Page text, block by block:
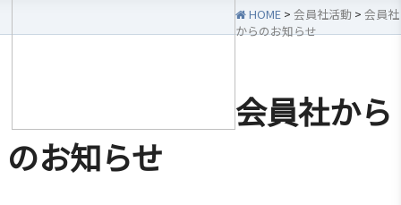
紹
介
検索
料
室
HOME > 会員社活動 > 会員社
からのお知らせ
会員社から
のお知らせ